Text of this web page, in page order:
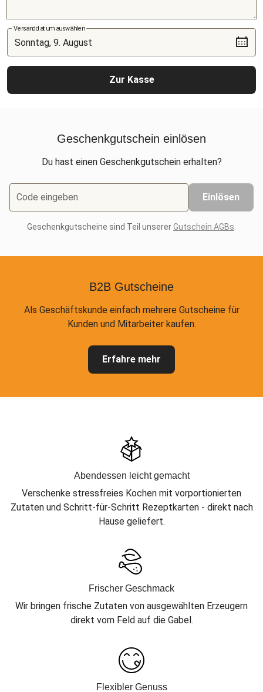
Versanddatum auswählen
Zur Kasse
Geschenkgutschein einlösen
Du hast einen Geschenkgutschein erhalten?
Code eingeben Einlösen
Geschenkgutscheine sind Teil unsererGutschein AGBs
B2B Gutscheine
Als Geschäftskunde einfach mehrere Gutscheine für
Kunden und Mitarbeiter kaufen.
Erfahre mehr
Abendessen leicht gemacht
Verschenke stressfreies Kochen mit vorportionierten
Zutaten und Schritt-für-Schritt Rezeptkarten - direkt nach
Hause geliefert.
Frischer Geschmack
Wir bringen frische Zutaten von ausgewählten Erzeugern
direkt vom Feld auf die Gabel.
Flexibler Genuss